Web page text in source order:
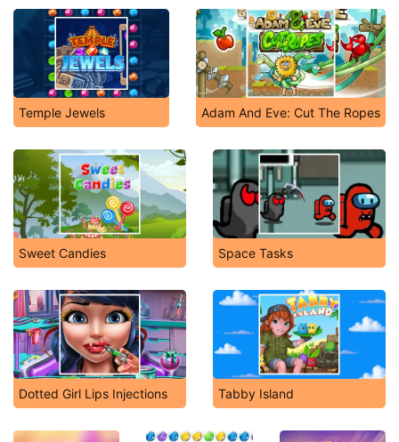
Temple Jewels Adam And Eve: Cut The Ropes
Sweet Candies Space Tasks
Dotted Girl Lips Injections Tabby Island